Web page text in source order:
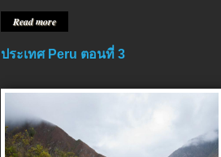
Read more
ประเทศ Peru ตอนที่ 3